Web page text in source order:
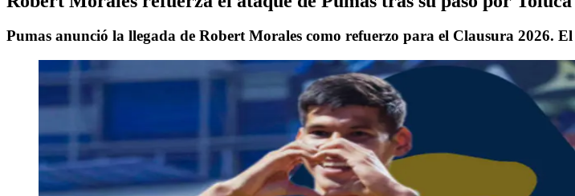
Pumas anunció la llegada de Robert Morales como refuerzo para el Clausura 2026.